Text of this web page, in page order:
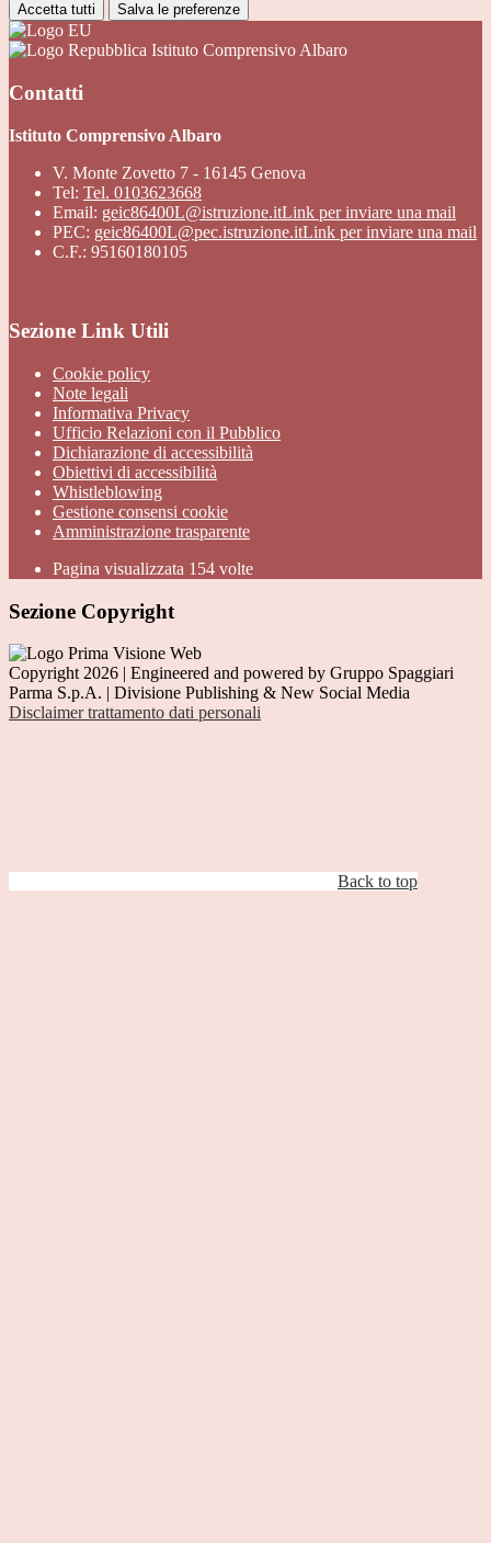
Accetta tutti Salva le preferenze
Istituto Comprensivo Albaro
Contatti
Istituto Comprensivo Albaro
V. Monte Zovetto 7 - 16145 Genova
Tel: Tel. 0103623668
Email: geic86400L@istruzione.itLink per inviare una mail
PEC: geic86400L@pec.istruzione.itLink per inviare una mail
C.F.: 95160180105
Sezione Link Utili
Cookie policy
Note legali
Informativa Privacy
Ufficio Relazioni con il Pubblico
Dichiarazione di accessibilità
Obiettivi di accessibilità
Whistleblowing
Gestione consensi cookie
Amministrazione trasparente
Pagina visualizzata 154 volte
Sezione Copyright
Copyright 2026 | Engineered and powered by Gruppo Spaggiari
Parma S.p.A. | Divisione Publishing & New Social Media
Disclaimer trattamento dati personali
Back to top